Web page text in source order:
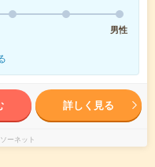
男性
詳しく見る
ーネット